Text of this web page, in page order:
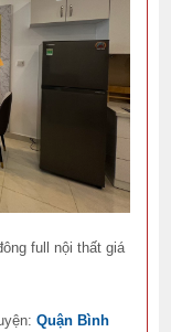
full nội thất giá
Quận Bình